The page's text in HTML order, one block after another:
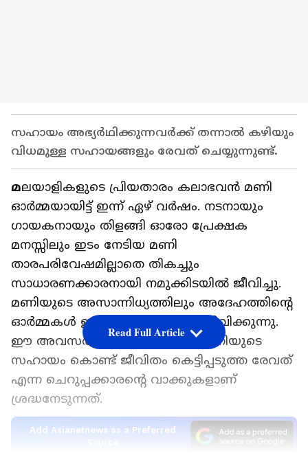
സഹായം അഭ്യർഥിക്കുന്നവർക്ക് തന്നാൽ കഴിയും
വിധമുള്ള സഹായങ്ങളും രേവത് ചെയ്യുന്നുണ്ട്.
മലയാളികളുടെ പ്രിയതാരം കലാഭവൻ മണി
ഓർമ്മയായിട്ട് ഇന്ന് ഏഴ് വർഷം. നടനായും
ഗായകനായും തിളങ്ങി ഓരോ പ്രേക്ഷക
മനസ്സിലും ഇടം നേടിയ മണി
താരപരിവേഷമില്ലാതെ തികച്ചും
സാധാരണക്കാരനായി നമുക്കിടയിൽ ജീവിച്ചു.
മണിയുടെ അസാന്നിധ്യത്തിലും അദേഹത്തിന്റെ
ഓർമ്മകൾ ഇന്നും മലയാളികൾ ജീവിക്കുന്നു.
ഈ അവസരത്തിൽ കലാഭവൻ മണിയുടെ
സഹായം കൊണ്ട് ജീവിതം കെട്ടിപ്പടുത്ത രേവത്
എന്ന ചെറുപ്പക്കാരന്റെ വാക്കുകളാണ്
ശ്രദ്ധനേടുന്നത്.
Add Asianetnews as a Preferred
Read Full Article